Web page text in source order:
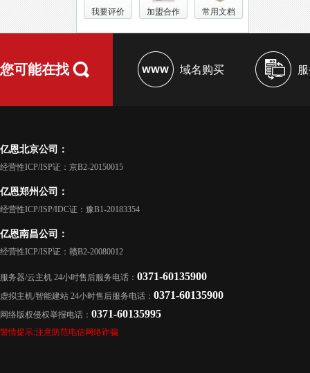
我要评价 加盟合作 常用文档
您可能在找 域名购买
亿恩北京公司：
经营性ICP/ISP证：京B2-20150015
亿恩郑州公司：
经营性ICP/ISP/IDC证：豫B1-20183354
亿恩南昌公司：
经营性ICP/ISP证：赣B2-20080012
服务器/云主机 24小时售后服务电话： 0371-60135900
虚拟主机/智能建站 24小时售后服务电话： 0371-60135900
网络版权侵权举报电话： 0371-60135995
警情提示:注意防范电信网络诈骗